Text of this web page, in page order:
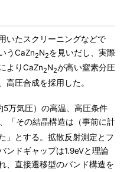
いたスクリーニングなどで
うCaZn2N2を見いだし、実際
よりCaZn2N2が高い窒素分圧
高圧合成を採用した。
万気圧）の高温、高圧条件
「その結晶構造は（事前に計
」とする。拡散反射測定とフ
ンドギャップは1.9eVと理論
、直接遷移型のバンド構造を